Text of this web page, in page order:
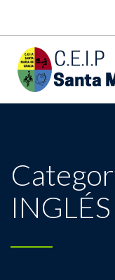
INGLÉS